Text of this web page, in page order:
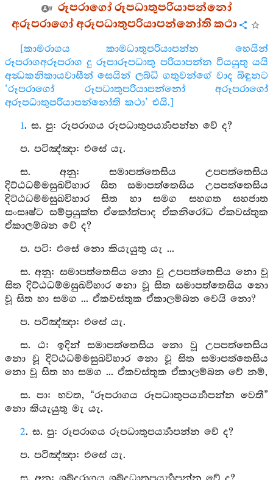
රූපරාගෝ රූපධාතුපරියාපන්නෝ
අරූපරාගෝ අරූපධාතුපරියාපන්නෝති කථා
[කාමරාගය කාමධාතුපරියාපන්න හෙයින්
රූපරාගඅරූපරාග දු රූපාරූපධාතු පරියාපන්න වියයුතු යයි
අන්‍ධකනිකායවාසීන් සෙයින් ලබ්ධි ගතුවන්ගේ වාද බිඳුනට
‘රූපරාගෝ රූපධාතුපරියාපන්නෝ අරූපරාගෝ
අරූපධාතුපරියාපන්නෝති කථා’ එයි.]
1. ස. පු: රූපරාගය රූපධාතුපර්‍ය්‍යාපන්න වේ ද?
ප. පටිඤ්‍ඤා: එසේ යැ.
ස. අනු: සමාපත්තෙසිය උපපත්තෙසිය
දිට්ඨධම්මසුඛවිහාර සිත සමාපත්තෙසිය උපපත්තෙසිය
දිට්ඨධම්මසුඛවිහාර සිත හා සමග සහගත සහජාත
සංසෘෂ්ට සම්ප්‍රයුක්ත ඒකෝත්පාද ඒකනිරෝධ ඒකවස්තුක
ඒකාලම්බන වේ ද?
ප. පටි: එසේ නො කියැයුතු යැ ...
ස. අනු: සමාපත්තෙසිය නො වූ උපපත්තෙසිය නො වූ
සිත දිට්ඨධම්මසුඛවිහාර නො වූ සිත සමාපත්තෙසිය නො
වූ සිත හා සමග ... ඒකවස්තුක ඒකාලම්බන වෙයි නො?
ප. පටිඤ්‍ඤා: එසේ යැ.
ස. ඨ: ඉදින් සමාපත්තෙසිය නො වූ උපපත්තෙසිය
නො වූ දිට්ඨධම්මසුඛවිහාර නො වූ සිත සමාපත්තෙසිය
නො වූ සිත හා සමග ... ඒකවස්තුක ඒකාලම්බන වේ නම්,
ස. පා: භවත, “රූපරාගය රූපධාතුපර්‍ය්‍යාපන්න වෙතී”
නො කියැයුතු මැ යැ.
2. ස. පු: රූපරාගය රූපධාතුපර්‍ය්‍යාපන්න වේ ද?
ප. පටිඤ්‍ඤා: එසේ යැ.